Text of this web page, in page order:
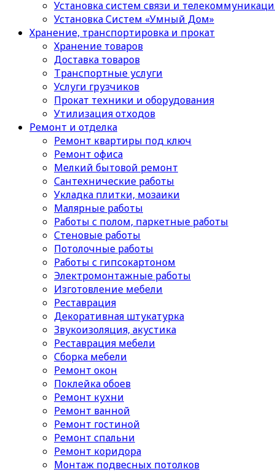
Установка систем связи и
Установка Систем «Умный Дом»
Хранение, транспортировка и прокат
Хранение товаров
Доставка товаров
Транспортные услуги
Услуги грузчиков
Прокат техники и оборудования
Утилизация отходов
Ремонт и отделка
Ремонт квартиры под ключ
Ремонт офиса
Мелкий бытовой ремонт
Сантехнические работы
Укладка плитки, мозаики
Малярные работы
Работы с полом, паркетные работы
Стеновые работы
Потолочные работы
Работы с гипсокартоном
Электромонтажные работы
Изготовление мебели
Реставрация
Декоративная штукатурка
Звукоизоляция, акустика
Реставрация мебели
Сборка мебели
Ремонт окон
Поклейка обоев
Ремонт кухни
Ремонт ванной
Ремонт гостиной
Ремонт спальни
Ремонт коридора
Монтаж подвесных потолков